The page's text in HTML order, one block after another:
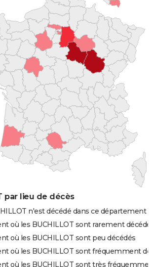
par lieu de décès
n'est décédé dans ce département
où les BUCHILLOT sont rarement
où les BUCHILLOT sont peu décédés
où les BUCHILLOT sont fréquemment
où les BUCHILLOT sont très